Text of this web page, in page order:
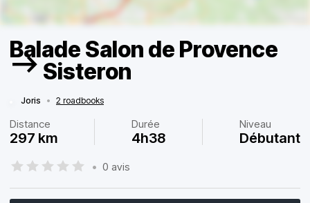
Balade Salon de Provence
—> Sisteron
Joris • 2 roadbooks
Distance
297 km
Durée
4h38
Niveau
Débutant
• 0 avis